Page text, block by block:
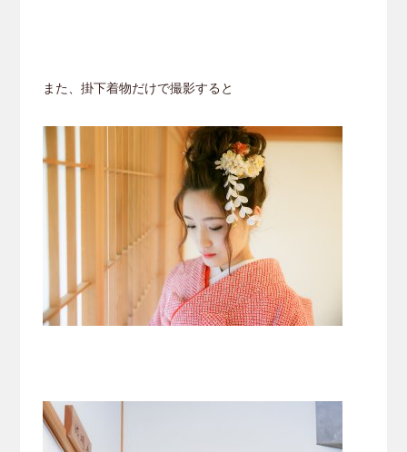
また、掛下着物だけで撮影すると